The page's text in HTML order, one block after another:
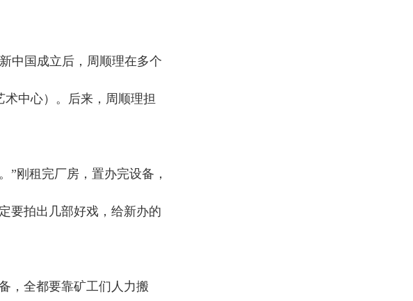
中国成立后，周顺理在多个
中心）。后来，周顺理担
刚租完厂房，置办完设备，
要拍出几部好戏，给新办的
，全都要靠矿工们人力搬